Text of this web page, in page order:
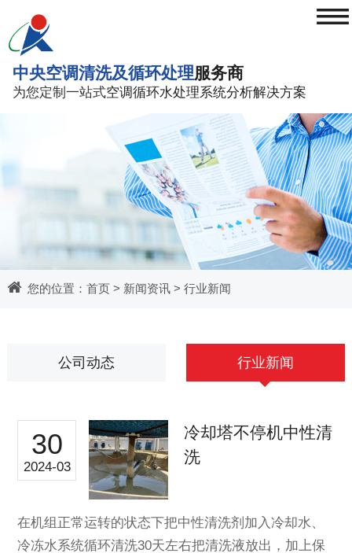
中央空调清洗及循环处理服务商
为您定制一站式空调循环水处理系统分析解决方案
≡
您的位置： 首页> 新闻资讯> 行业新闻
公司动态 行业新闻
30
2024-03
冷却塔不停机中性清
洗
在机组正常运转的状态下把中性清洗剂加入冷却水、
冷冻水系统循环清洗30天左右把清洗液放出，加上保